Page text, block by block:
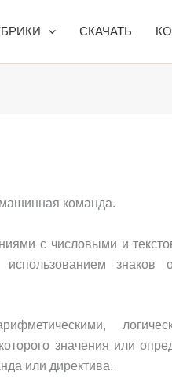
СКАЧАТЬ
команда.
с числовыми и
знаков
значения или
или ди­ректива.